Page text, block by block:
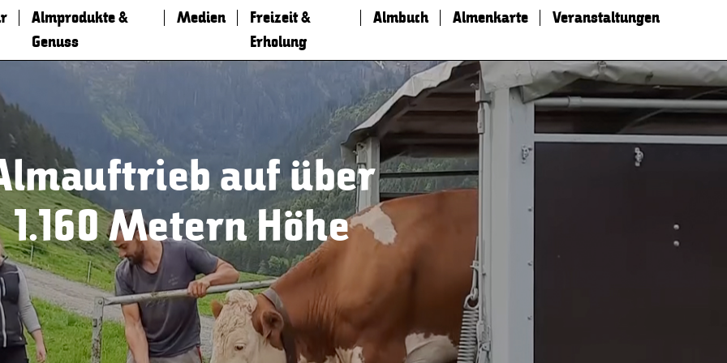
Almprodukte &
Genuss
Medien
Freizeit &
Erholung
Almbuch Almenkarte Veranstaltungen
auf über
1.160 Metern Höhe